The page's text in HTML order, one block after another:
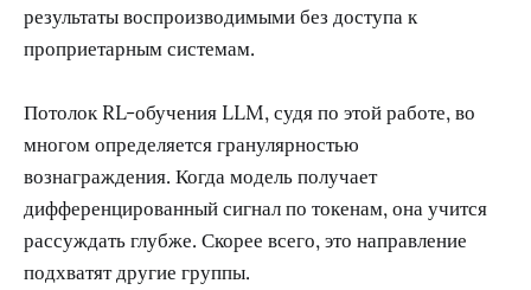
результаты воспроизводимыми без доступа к
проприетарным системам.
Потолок RL-обучения LLM, судя по этой работе, во
многом определяется гранулярностью
вознаграждения. Когда модель получает
дифференцированный сигнал по токенам, она учится
рассуждать глубже. Скорее всего, это направление
подхватят другие группы.